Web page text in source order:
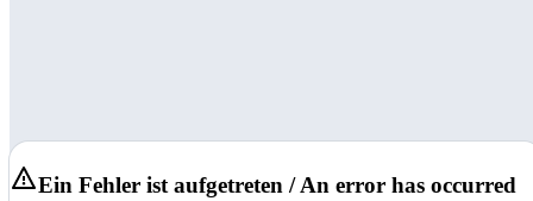
Ein Fehler ist aufgetreten / An error has occurred